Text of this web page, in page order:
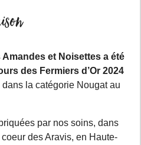
et Noisettes a été
des Fermiers d’Or 2024
dans la catégorie Nougat au
par nos soins, dans
des Aravis, en Haute-